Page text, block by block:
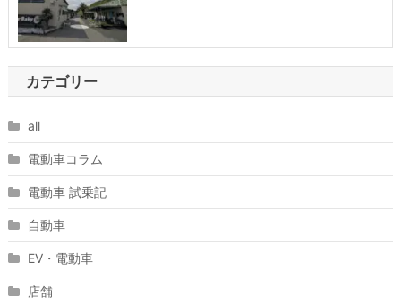
カテゴリー
all
電動車コラム
電動車 試乗記
自動車
EV・電動車
店舗